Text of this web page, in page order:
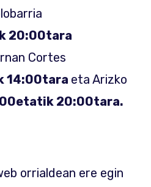
20:00tara
Cortes
14:00tara eta Arizko
20:00tara.
orrialdean ere egin